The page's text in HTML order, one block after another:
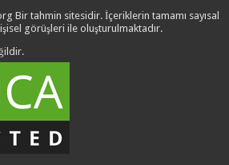
Bir tahmin sitesidir. İçeriklerin tamamı sayısal
görüşleri ile oluşturulmaktadır.